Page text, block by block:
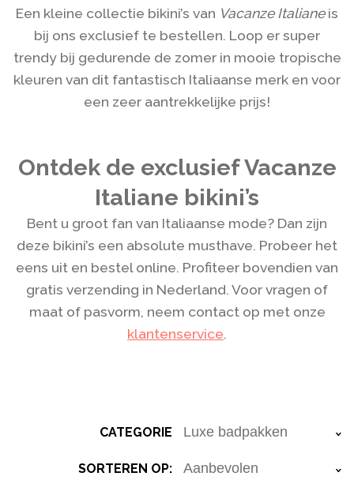
Een kleine collectie bikini’s van Vacanze Italianeis
bij ons exclusief te bestellen. Loop er super
trendy bij gedurende de zomer in mooie tropische
kleuren van dit fantastisch Italiaanse merk en voor
een zeer aantrekkelijke prijs!
Ontdek de exclusief Vacanze
Italiane bikini’s
Bent u groot fan van Italiaanse mode? Dan zijn
deze bikini’s een absolute musthave. Probeer het
eens uit en bestel online. Profiteer bovendien van
gratis verzending in Nederland. Voor vragen of
maat of pasvorm, neem contact op met onze
klantenservice.
CATEGORIE ›
SORTEREN OP: ›